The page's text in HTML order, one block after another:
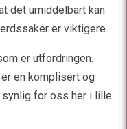
det umiddelbart kan
er viktigere.
er utfordringen.
en komplisert og
for oss her i lille